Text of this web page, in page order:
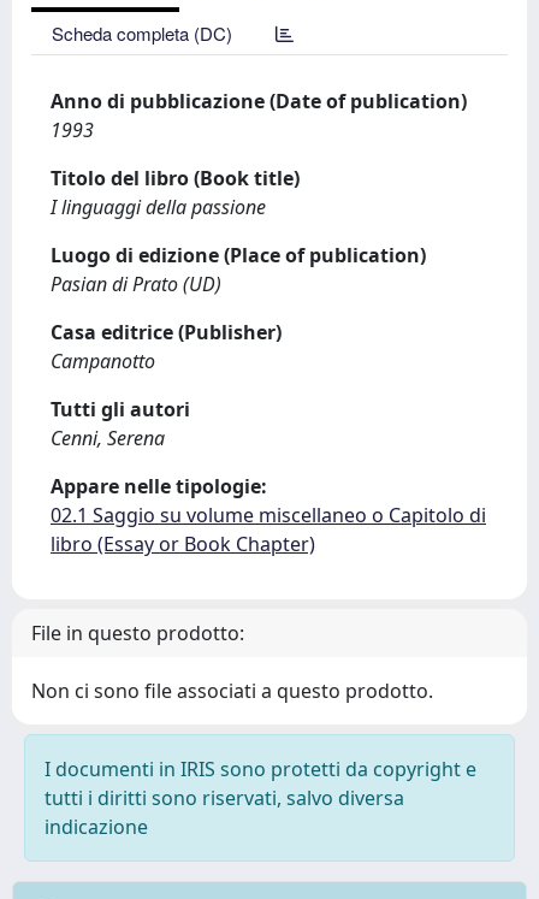
Scheda completa (DC)
Anno di pubblicazione (Date of publication)
1993
Titolo del libro (Book title)
I linguaggi della passione
Luogo di edizione (Place of publication)
Pasian di Prato (UD)
Casa editrice (Publisher)
Campanotto
Tutti gli autori
Cenni, Serena
Appare nelle tipologie:
02.1 Saggio su volume miscellaneo o Capitolo di
libro (Essay or Book Chapter)
File in questo prodotto:
Non ci sono file associati a questo prodotto.
I documenti in IRIS sono protetti da copyright e
tutti i diritti sono riservati, salvo diversa
indicazione